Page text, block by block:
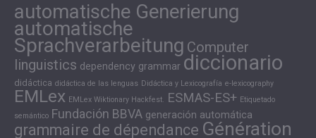
automatische Generierung
automatische
Sprachverarbeitung Computer
linguistics dependency grammar diccionario
didáctica didáctica de las lenguas Didáctica y Lexicografía e-lexicography
EMLex EMLex Wiktionary Hackfest. ESMAS-ES+ Etiquetado
semántico Fundación BBVA generación automática
grammaire de dépendance Génération